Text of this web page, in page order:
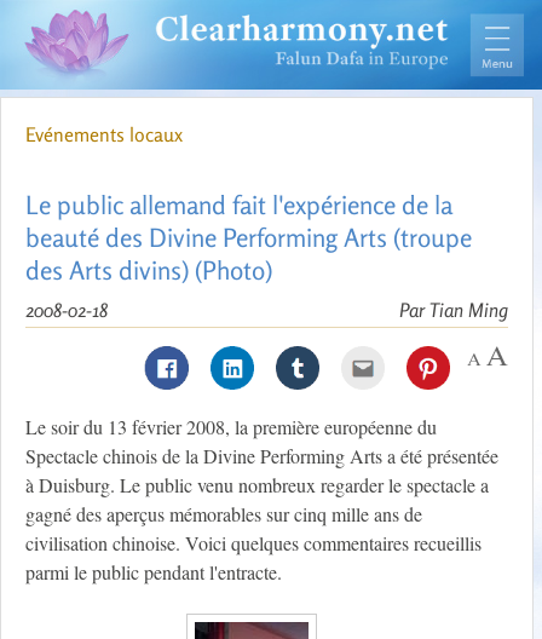
Evénements locaux
Le public allemand fait l'expérience de la
beauté des Divine Performing Arts (troupe
des Arts divins) (Photo)
Par Tian Ming
2008-02-18
Le soir du 13 février 2008, la première européenne du
Spectacle chinois de la Divine Performing Arts a été présentée
à Duisburg. Le public venu nombreux regarder le spectacle a
gagné des aperçus mémorables sur cinq mille ans de
civilisation chinoise. Voici quelques commentaires recueillis
parmi le public pendant l'entracte.